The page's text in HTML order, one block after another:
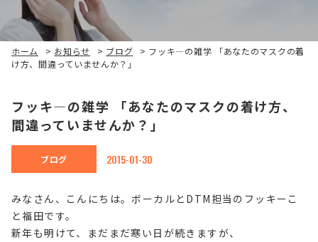
ホーム > お知らせ > ブログ > フッキ―の雑学 「あなたのマスクの着
け方、間違っていませんか？」
フッキ―の雑学 「あなたのマスクの着け方、
間違っていませんか？」
ブログ 2015-01-30
みなさん、こんにちは。ボーカルとDTM担当のフッキーこ
と福田です。
新年も明けて、まだまだ寒い日が続きますが、